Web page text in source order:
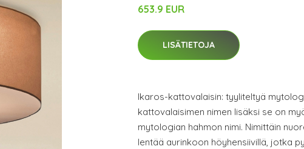
653.9 EUR
LISÄTIETOJA
Ikaros-kattovalaisin: tyyliteltyä
kattovalaisimen nimen lisäksi se on
mytologian hahmon nimi. Nimittäin
lentää aurinkoon höyhensiivillä, jotka